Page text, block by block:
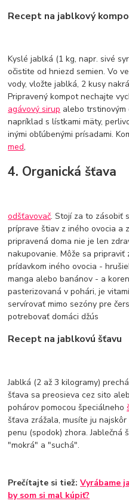
Recept na jablkový
Kyslé jablká (1 kg, napr. sivé
očistite od hniezd semien. Vo
vody, vložte jablká, 2 kusy
Pripravený kompot nechajte
agávový sirup alebo trstinovým
napríklad s lístkami mäty,
inými obľúbenými prísadami.
med,
4. Organická šťava
odšťavovač. Stojí za to zásobiť
príprave štiav z iného ovocia a
pripravená doma nie je len
nakupovanie. Môže sa
prídavkom iného ovocia -
manga alebo banánov - a
pasterizovaná v pohári, je
servírovať mimo sezóny pre
potrebovať domáci džús
Recept na jablkovú šťavu
Jablká (2 až 3 kilogramy)
šťava sa preosieva cez sito
pohárov pomocou špeciálneho
šťava zrážala, musíte ju
penu (spodok) zhora. Jablečná
"mokrá" a "suchá".
Prečítajte si tiež:Vyrábame
by som si mal kúpiť?